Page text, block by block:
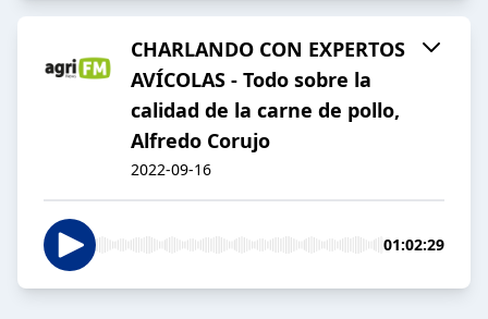
CHARLANDO CON EXPERTOS
AVÍCOLAS - Todo sobre la
calidad de la carne de pollo,
Alfredo Corujo
2022-09-16
01:02:29